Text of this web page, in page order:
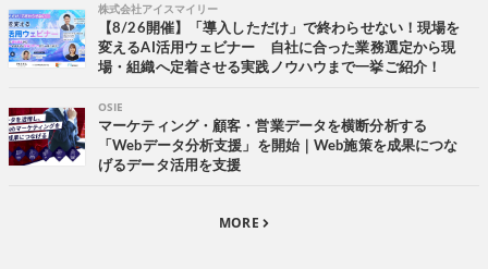
株式会社アイスマイリー
【8/26開催】「導入しただけ」で終わらせない！現場を
変えるAI活用ウェビナー 自社に合った業務選定から現
場・組織へ定着させる実践ノウハウまで一挙ご紹介！
OSIE
マーケティング・顧客・営業データを横断分析する
「Webデータ分析支援」を開始｜Web施策を成果につな
げるデータ活用を支援
MORE